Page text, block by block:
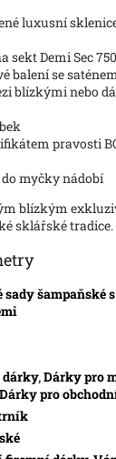
luxusní
sekt Demi Sec
balení se
blízkými nebo
pravosti
myčky nádobí
blízkým
sklářské tradice.
sady šampaňské
,Dárky pro
Dárky pro